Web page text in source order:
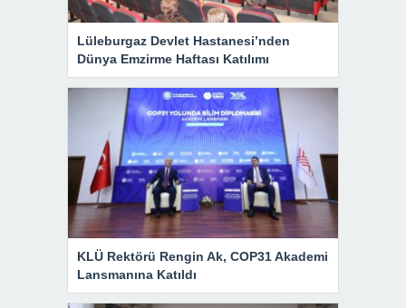
Lüleburgaz Devlet Hastanesi’nden
Dünya Emzirme Haftası Katılımı
KLÜ Rektörü Rengin Ak, COP31 Akademi
Lansmanına Katıldı